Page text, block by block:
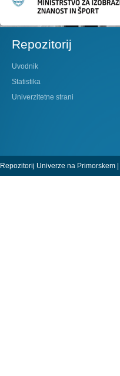
Repozitorij
Uvodnik
Statistika
Univerzitetne strani
Repozitorij Univerze na Primorskem |